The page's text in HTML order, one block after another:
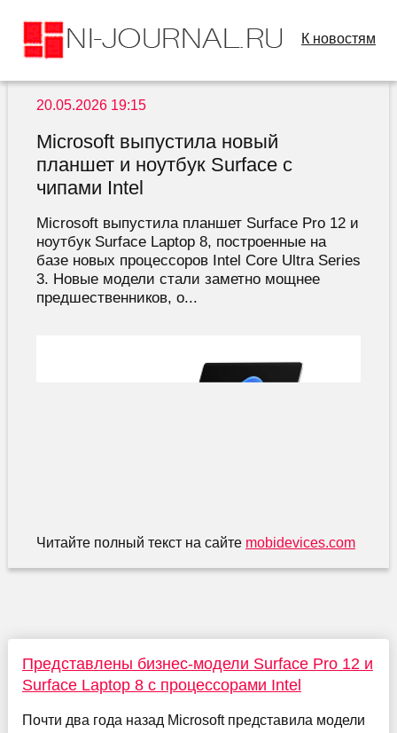
К новостям
20.05.2026 19:15
Microsoft выпустила новый
планшет и ноутбук Surface с
чипами Intel
Microsoft выпустила планшет Surface Pro 12 и
ноутбук Surface Laptop 8, построенные на
базе новых процессоров Intel Core Ultra Series
3. Новые модели стали заметно мощнее
предшественников, о...
Читайте полный текст на сайте mobidevices.com
Представлены бизнес-модели Surface Pro 12 и
Surface Laptop 8 с процессорами Intel
Почти два года назад Microsoft представила модели